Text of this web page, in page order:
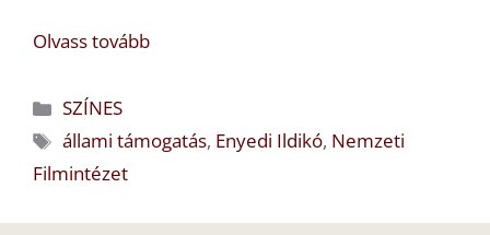
Olvass tovább
Kategória
SZÍNES
Címkék
állami támogatás, Enyedi Ildikó, Nemzeti
Filmintézet